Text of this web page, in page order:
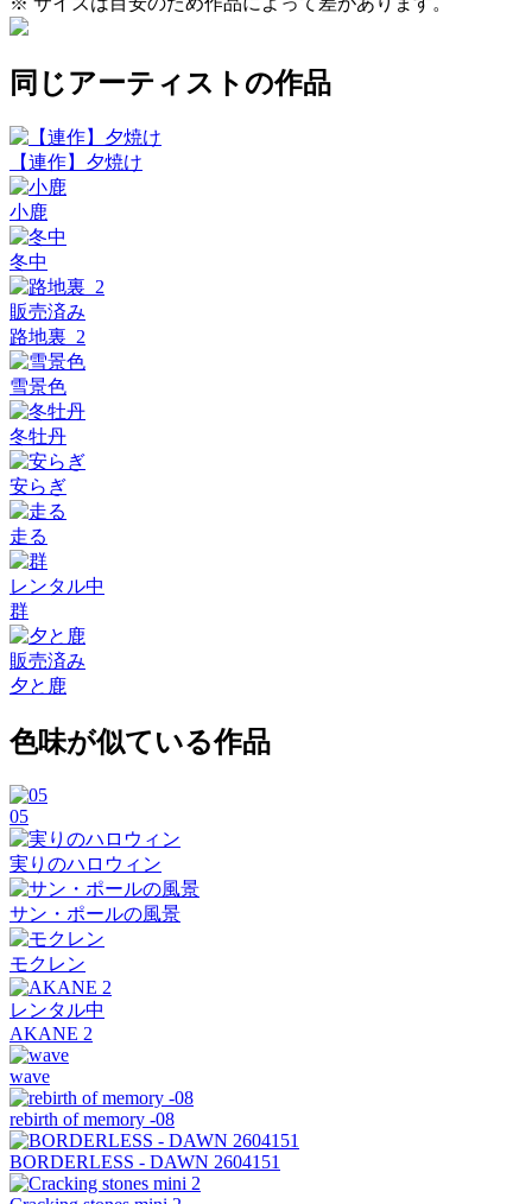
同じアーティストの作品
【連作】夕焼け
小鹿
冬中
販売済み
路地裏_2
雪景色
冬牡丹
安らぎ
走る
レンタル中
群
販売済み
夕と鹿
色味が似ている作品
05
実りのハロウィン
サン・ポールの風景
モクレン
レンタル中
AKANE 2
wave
rebirth of memory -08
BORDERLESS - DAWN 2604151